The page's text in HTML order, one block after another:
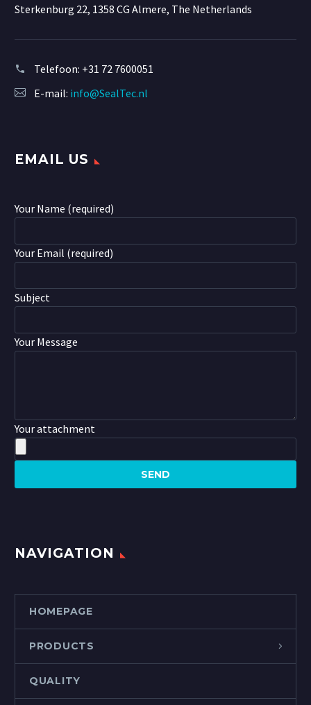
Sterkenburg 22, 1358 CG Almere, The Netherlands
Telefoon: +31 72 7600051
E-mail: info@SealTec.nl
EMAIL US
Your Name (required)
Your Email (required)
Subject
Your Message
Your attachment
NAVIGATION
HOMEPAGE
PRODUCTS
QUALITY